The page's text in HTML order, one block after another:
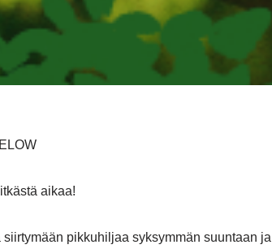
aikaa!
pikkuhiljaa syksymmän suuntaan